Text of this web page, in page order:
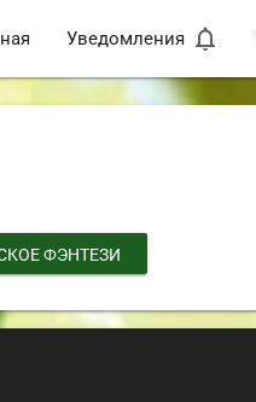
Уведомления notifications_none
ФЭНТЕЗИ